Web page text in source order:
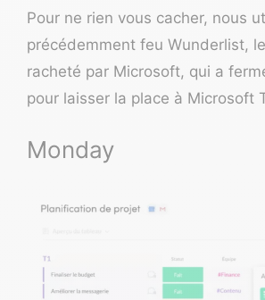
Pour ne rien vous cacher, nous
précédemment feu Wunderlist,
racheté par Microsoft, qui a
pour laisser la place à Microsoft
Monday